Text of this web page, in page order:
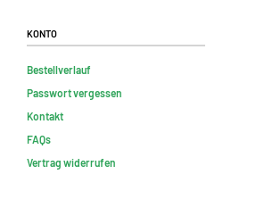
Konto
Bestellverlauf
Passwort vergessen
Kontakt
FAQs
Vertrag widerrufen